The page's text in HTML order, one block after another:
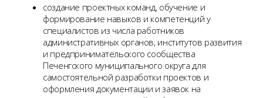
создание проектных команд, обучение и
формирование навыков и компетенций у
специалистов из числа работников
административных органов, институтов развития
и предпринимательского сообщества
Печенгского муниципального округа для
самостоятельной разработки проектов и
оформления документации и заявок на